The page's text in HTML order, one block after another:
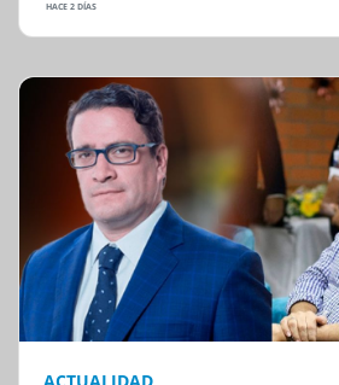
HACE 2 DÍAS
ACTUALIDAD